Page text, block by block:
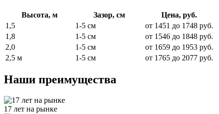
Высота, м Зазор, см
Цена, руб.
1,5
1-5 см
от 1451 до 1748 руб.
1,8
1-5 см
от 1546 до 1848 руб.
2,0
1-5 см
от 1659 до 1953 руб.
2,5 м
1-5 см от 1765 до 2077 руб.
Наши преимущества
17 лет на рынке